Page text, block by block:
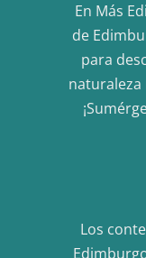
En Más
de
para
naturaleza
Los